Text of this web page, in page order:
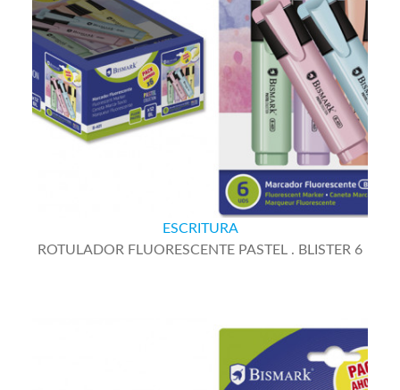
ESCRITURA
ROTULADOR FLUORESCENTE PASTEL . BLISTER 6